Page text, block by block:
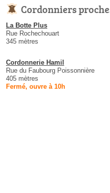
Cordonniers
La Botte Plus
Rue Rochechouart
345 mètres
Cordonnerie Hamil
Rue du Faubourg Poissonnière
405 mètres
Fermé, ouvre à 10h